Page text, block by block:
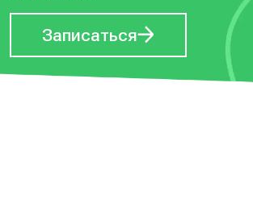
Записаться